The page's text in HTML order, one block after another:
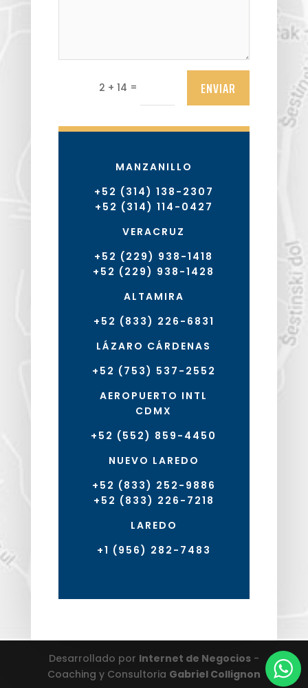
2 + 14 = ENVIAR
MANZANILLO
+52 (314) 138-2307
+52 (314) 114-0427
VERACRUZ
+52 (229) 938-1418
+52 (229) 938-1428
ALTAMIRA
+52 (833) 226-6831
LÁZARO CÁRDENAS
+52 (753) 537-2552
AEROPUERTO INTL
CDMX
+52 (552) 859-4450
NUEVO LAREDO
+52 (833) 252-9886
+52 (833) 226-7218
LAREDO
+1 (956) 282-7483
Desarrollado por Internet de Negocios-
Coaching y Consultoria Gabriel Collignon